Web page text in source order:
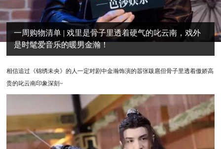
一周购物清单 | 戏里是骨子里透着硬气的叱云南，戏外
是时髦爱音乐的暖男金瀚！
相信追过《锦绣未央》的人一定对剧中金瀚饰演的嚣张跋扈但骨子里透着傲娇高
贵的叱云南印象深刻~